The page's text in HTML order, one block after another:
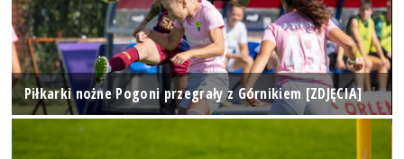
Piłkarki nożne Pogoni przegrały z Górnikiem [ZDJĘCIA]